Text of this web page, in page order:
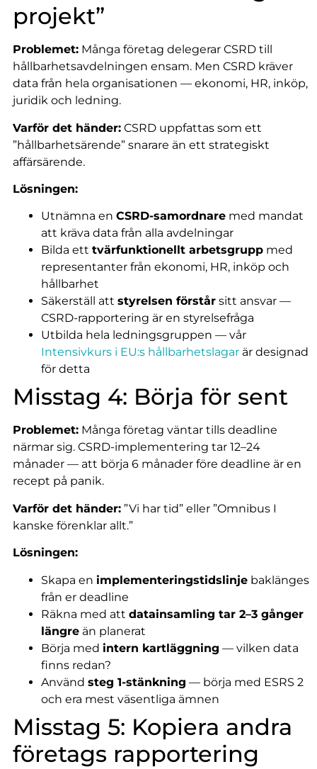
projekt”
Problemet: Många företag delegerar CSRD till
hållbarhetsavdelningen ensam. Men CSRD kräver
data från hela organisationen — ekonomi, HR, inköp,
juridik och ledning.
Varför det händer: CSRD uppfattas som ett
”hållbarhetsärende” snarare än ett strategiskt
affärsärende.
Lösningen:
Utnämna en CSRD-samordnare med mandat
att kräva data från alla avdelningar
Bilda ett tvärfunktionellt arbetsgrupp med
representanter från ekonomi, HR, inköp och
hållbarhet
Säkerställ att styrelsen förstår sitt ansvar —
CSRD-rapportering är en styrelsefråga
Utbilda hela ledningsgruppen — vår
Intensivkurs i EU:s hållbarhetslagar är designad
för detta
Misstag 4: Börja för sent
Problemet: Många företag väntar tills deadline
närmar sig. CSRD-implementering tar 12–24
månader — att börja 6 månader före deadline är en
recept på panik.
Varför det händer: ”Vi har tid” eller ”Omnibus I
kanske förenklar allt.”
Lösningen:
Skapa en implementeringstidslinje baklänges
från er deadline
Räkna med att datainsamling tar 2–3 gånger
längre än planerat
Börja med intern kartläggning — vilken data
finns redan?
Använd steg 1-stänkning — börja med ESRS 2
och era mest väsentliga ämnen
Misstag 5: Kopiera andra
företags rapportering